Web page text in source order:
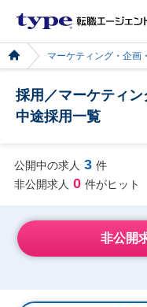
マーケティング・企画
採用／マーケティン
中途採用一覧
公開中の求人 3 件
非公開求人 0 件がヒット
非公開